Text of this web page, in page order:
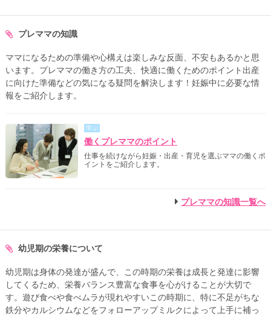
プレママの知識
ママになるための準備や心構えは楽しみな反面、不安もあるかと思
います。プレママの働き方の工夫、快適に働くためのポイント出産
に向けた準備などの気になる疑問を解決します！妊娠中に必要な情
報をご紹介します。
学ぶ
働くプレママのポイント
仕事を続けながら妊娠・出産・育児を選ぶママの働くポ
イントをご紹介します。
プレママの知識一覧へ
幼児期の栄養について
幼児期は身体の発達が盛んで、この時期の栄養は成長と発達に影響
してくるため、栄養バランス豊富な食事を心がけることが大切で
す。遊び食べや食べムラが現れやすいこの時期に、特に不足がちな
鉄分やカルシウムなどをフォローアップミルクによって上手に補っ